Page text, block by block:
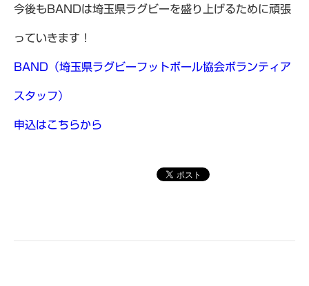
今後もBANDは埼玉県ラグビーを盛り上げるために頑張
っていきます！
BAND（埼玉県ラグビーフットボール協会ボランティア
スタッフ）
申込はこちらから